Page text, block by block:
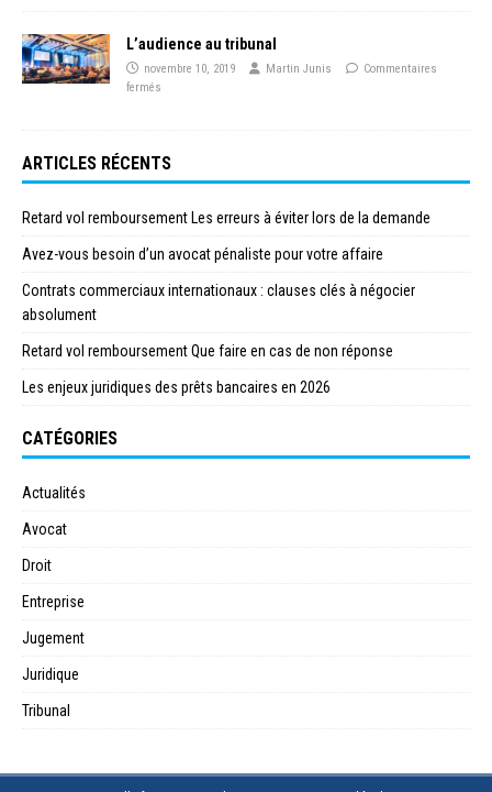
L’audience au tribunal
novembre 10, 2019 Martin Junis
Commentaires
fermés
ARTICLES RÉCENTS
Retard vol remboursement Les erreurs à éviter lors de la demande
Avez-vous besoin d’un avocat pénaliste pour votre affaire
Contrats commerciaux internationaux : clauses clés à négocier
absolument
Retard vol remboursement Que faire en cas de non réponse
Les enjeux juridiques des prêts bancaires en 2026
CATÉGORIES
Actualités
Avocat
Droit
Entreprise
Jugement
Juridique
Tribunal